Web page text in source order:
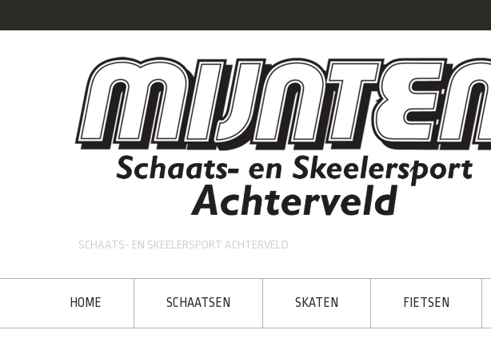
SCHAATS- EN SKEELERSPORT ACHTERVELD
HOME SCHAATSEN SKATEN FIETSEN